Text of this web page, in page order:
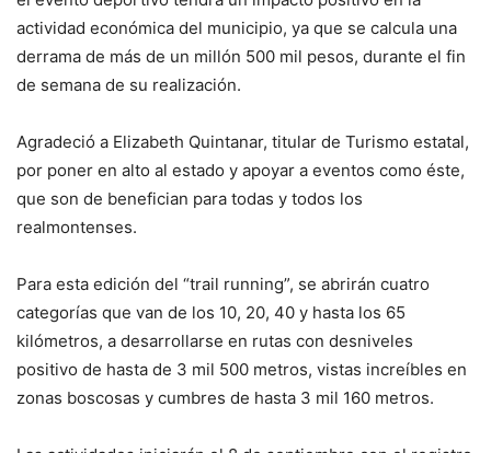
actividad económica del municipio, ya que se calcula una
derrama de más de un millón 500 mil pesos, durante el fin
de semana de su realización.
Agradeció a Elizabeth Quintanar, titular de Turismo estatal,
por poner en alto al estado y apoyar a eventos como éste,
que son de benefician para todas y todos los
realmontenses.
Para esta edición del “trail running”, se abrirán cuatro
categorías que van de los 10, 20, 40 y hasta los 65
kilómetros, a desarrollarse en rutas con desniveles
positivo de hasta de 3 mil 500 metros, vistas increíbles en
zonas boscosas y cumbres de hasta 3 mil 160 metros.